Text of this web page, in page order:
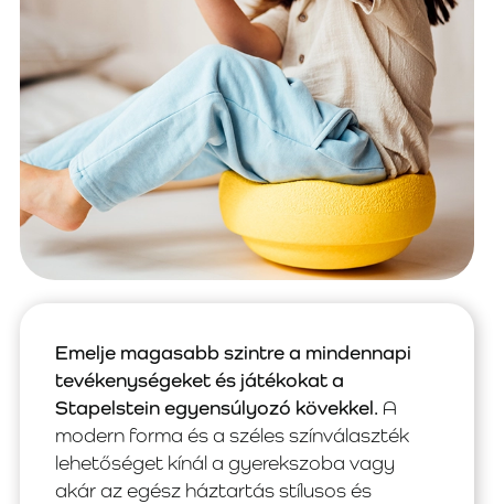
Emelje magasabb szintre a mindennapi
tevékenységeket és játékokat a
Stapelstein egyensúlyozó kövekkel. A
modern forma és a széles színválaszték
lehetőséget kínál a gyerekszoba vagy
akár az egész háztartás stílusos és